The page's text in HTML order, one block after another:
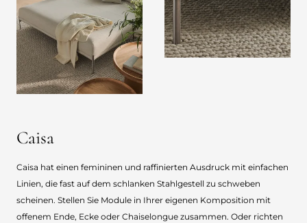
Caisa
Caisa hat einen femininen und raffinierten Ausdruck mit einfachen
Linien, die fast auf dem schlanken Stahlgestell zu schweben
scheinen. Stellen Sie Module in Ihrer eigenen Komposition mit
offenem Ende, Ecke oder Chaiselongue zusammen. Oder richten